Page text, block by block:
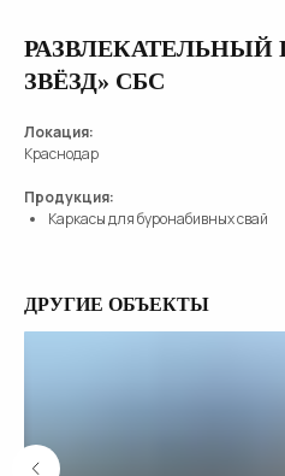
РАЗВЛЕКАТЕЛЬНЫЙ
ЗВЁЗД» СБС
Локация:
Краснодар
Продукция:
Каркасы для буронабивных свай
ДРУГИЕ ОБЪЕКТЫ